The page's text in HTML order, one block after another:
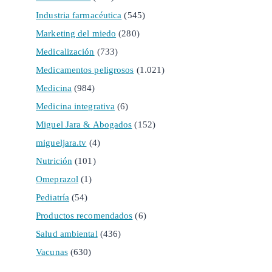
Industria farmacéutica (545)
Marketing del miedo (280)
Medicalización (733)
Medicamentos peligrosos (1.021)
Medicina (984)
Medicina integrativa (6)
Miguel Jara & Abogados (152)
migueljara.tv (4)
Nutrición (101)
Omeprazol (1)
Pediatría (54)
Productos recomendados (6)
Salud ambiental (436)
Vacunas(630)